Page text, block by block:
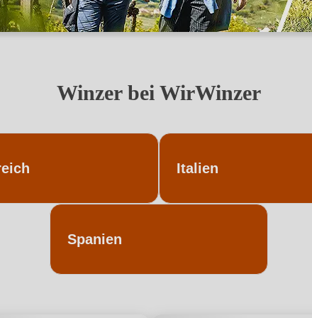
Winzer bei WirWinzer
Italien
Spanien